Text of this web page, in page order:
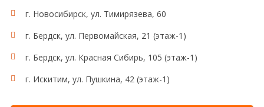
г. Новосибирск, ул. Тимирязева, 60
г. Бердск, ул. Первомайская, 21 (этаж-1)
г. Бердск, ул. Красная Сибирь, 105 (этаж-1)
г. Искитим, ул. Пушкина, 42 (этаж-1)